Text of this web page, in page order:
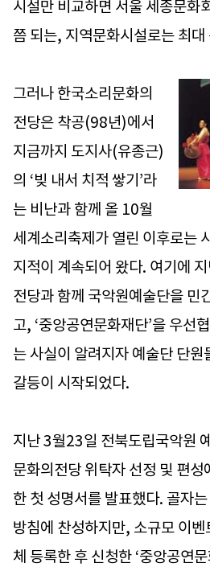
시설만 비교하면 서울 세종문화
쯤 되는, 지역문화시설로는 최대
그러나 한국소리문화의
전당은 착공(98년)에서
지금까지 도지사(유종근)
의 ‘빚 내서 치적 쌓기’라
는 비난과 함께 올 10월
세계소리축제가 열린 이후로는
지적이 계속되어 왔다. 여기에
전당과 함께 국악원예술단을 민
고, ‘중앙공연문화재단’을 우선
는 사실이 알려지자 예술단 단원
갈등이 시작되었다.
지난 3월23일 전북도립국악원
문화의전당 위탁자 선정 및 편성
한 첫 성명서를 발표했다. 골자
방침에 찬성하지만, 소규모 이
체 등록한 후 신청한 ‘중앙공연